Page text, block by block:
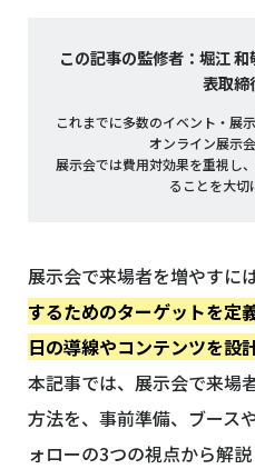
この記事の監修者：堀江
表取締
これまでに多数のイベント・展
オンライン展示
展示会では費用対効果を重視し
ることを大切
展示会で来場者を増やすには
するためのターゲットを定
日の導線やコンテンツを設
本記事では、展示会で来場
方法を、事前準備、ブース
ォローの3つの視点から解